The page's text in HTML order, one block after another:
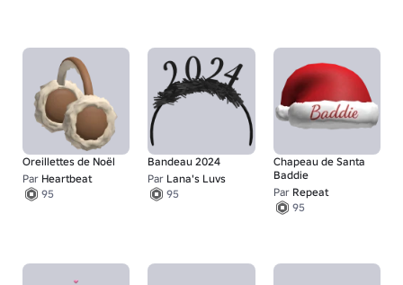
Oreillettes de Noël
Par Heartbeat
95
Bandeau 2024
Par Lana's Luvs
95
Chapeau de Santa
Baddie
Par Repeat
95